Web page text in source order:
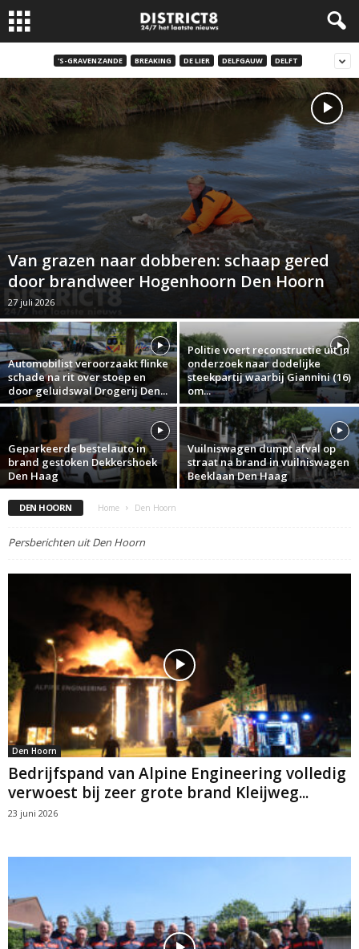
'S-GRAVENZANDE BREAKING DE LIER DELFGAUW DELFT
Van grazen naar dobberen: schaap gered
door brandweer Hogenhoorn Den Hoorn
27 juli 2026
Automobilist veroorzaakt flinke
schade na rit over stoep en
door geluidswal Drogerij Den...
Politie voert reconstructie uit in
onderzoek naar dodelijke
steekpartij waarbij Giannini (16)
om...
Geparkeerde bestelauto in
brand gestoken Dekkershoek
Den Haag
Vuilniswagen dumpt afval op
straat na brand in vuilniswagen
Beeklaan Den Haag
DEN HOORN Home Den Hoorn
Persberichten uit Den Hoorn
Den Hoorn
Bedrijfspand van Alpine Engineering volledig
verwoest bij zeer grote brand Kleijweg...
23 juni 2026